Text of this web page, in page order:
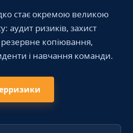
стає окремою великою
аудит ризиків, захист
копіювання,
і навчання команди.